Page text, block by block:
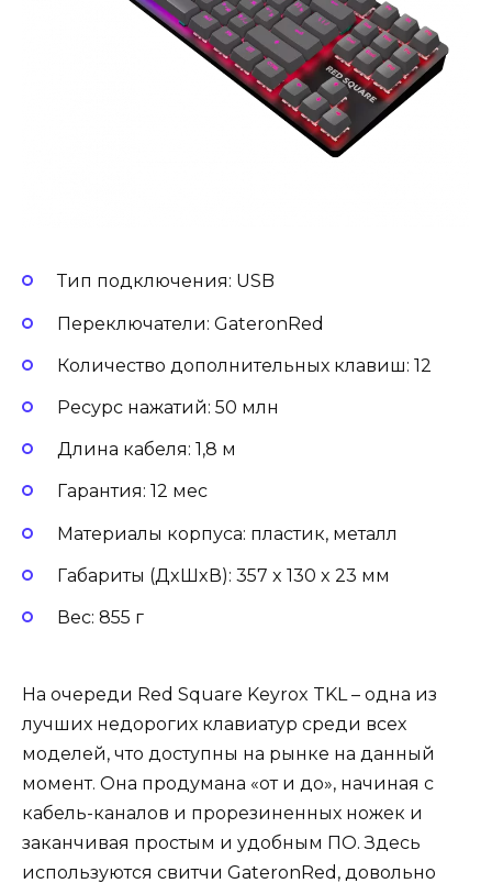
Тип подключения: USB
Переключатели: GateronRed
Количество дополнительных клавиш: 12
Ресурс нажатий: 50 млн
Длина кабеля: 1,8 м
Гарантия: 12 мес
Материалы корпуса: пластик, металл
Габариты (ДxШxВ): 357 x 130 x 23 мм
Вес: 855 г
На очереди Red Square Keyrox TKL – одна из
лучших недорогих клавиатур среди всех
моделей, что доступны на рынке на данный
момент. Она продумана «от и до», начиная с
кабель-каналов и прорезиненных ножек и
заканчивая простым и удобным ПО. Здесь
используются свитчи GateronRed, довольно